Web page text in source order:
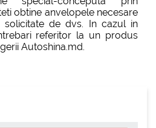
obtine anvelopele necesare
solicitate de dvs. In cazul in
referitor la un produs
Autoshina.md.